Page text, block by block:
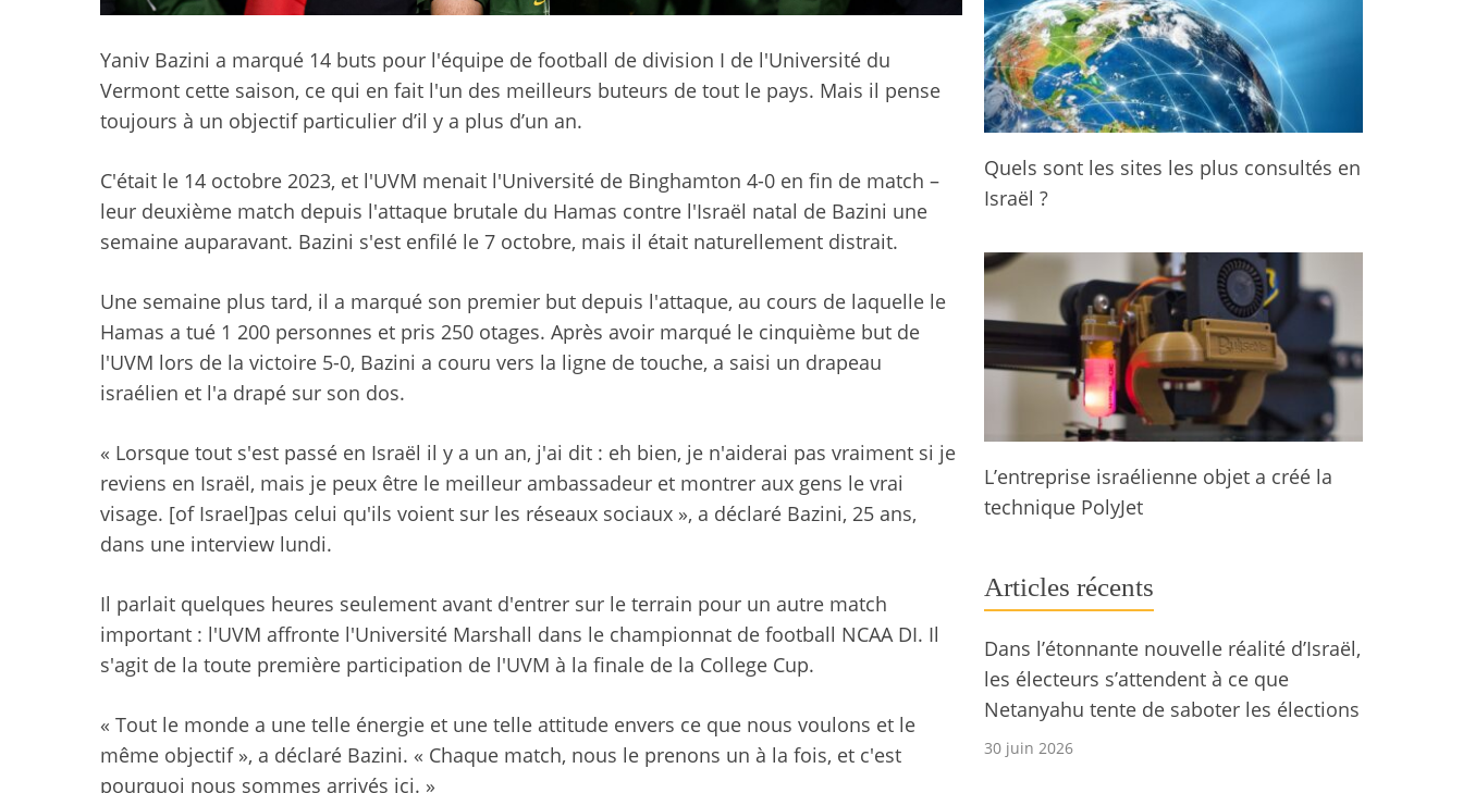
Yaniv Bazini a marqué 14 buts pour l'équipe de football de division I de l'Université du
Vermont cette saison, ce qui en fait l'un des meilleurs buteurs de tout le pays. Mais il pense
toujours à un objectif particulier d’il y a plus d’un an.
C'était le 14 octobre 2023, et l'UVM menait l'Université de Binghamton 4-0 en fin de match –
leur deuxième match depuis l'attaque brutale du Hamas contre l'Israël natal de Bazini une
semaine auparavant. Bazini s'est enfilé le 7 octobre, mais il était naturellement distrait.
Une semaine plus tard, il a marqué son premier but depuis l'attaque, au cours de laquelle le
Hamas a tué 1 200 personnes et pris 250 otages. Après avoir marqué le cinquième but de
l'UVM lors de la victoire 5-0, Bazini a couru vers la ligne de touche, a saisi un drapeau
israélien et l'a drapé sur son dos.
« Lorsque tout s'est passé en Israël il y a un an, j'ai dit : eh bien, je n'aiderai pas vraiment si je
reviens en Israël, mais je peux être le meilleur ambassadeur et montrer aux gens le vrai
visage. [of Israel]pas celui qu'ils voient sur les réseaux sociaux », a déclaré Bazini, 25 ans,
dans une interview lundi.
Il parlait quelques heures seulement avant d'entrer sur le terrain pour un autre match
important : l'UVM affronte l'Université Marshall dans le championnat de football NCAA DI. Il
s'agit de la toute première participation de l'UVM à la finale de la College Cup.
« Tout le monde a une telle énergie et une telle attitude envers ce que nous voulons et le
même objectif », a déclaré Bazini. « Chaque match, nous le prenons un à la fois, et c'est
pourquoi nous sommes arrivés ici. »
Quels sont les sites les plus consultés en
Israël ?
L’entreprise israélienne objet a créé la
technique PolyJet
Articles récents
Dans l’étonnante nouvelle réalité d’Israël,
les électeurs s’attendent à ce que
Netanyahu tente de saboter les élections
30 juin 2026